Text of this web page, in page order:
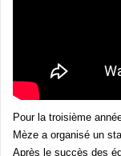
Pour la troisième
Mèze a organisé un
Après le succès des